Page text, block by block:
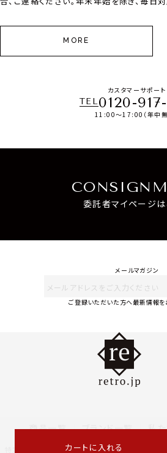
カートに入れる
MORE
カスタマーサポート
TEL0120-
11:00～17:00（年中無
委託者マイページは
メールマガジン
ご登録いただいた方へ最新情報を
商品一覧 ブランド一覧 私た
特定商取引法に基づく表記 プライバシーポリシ